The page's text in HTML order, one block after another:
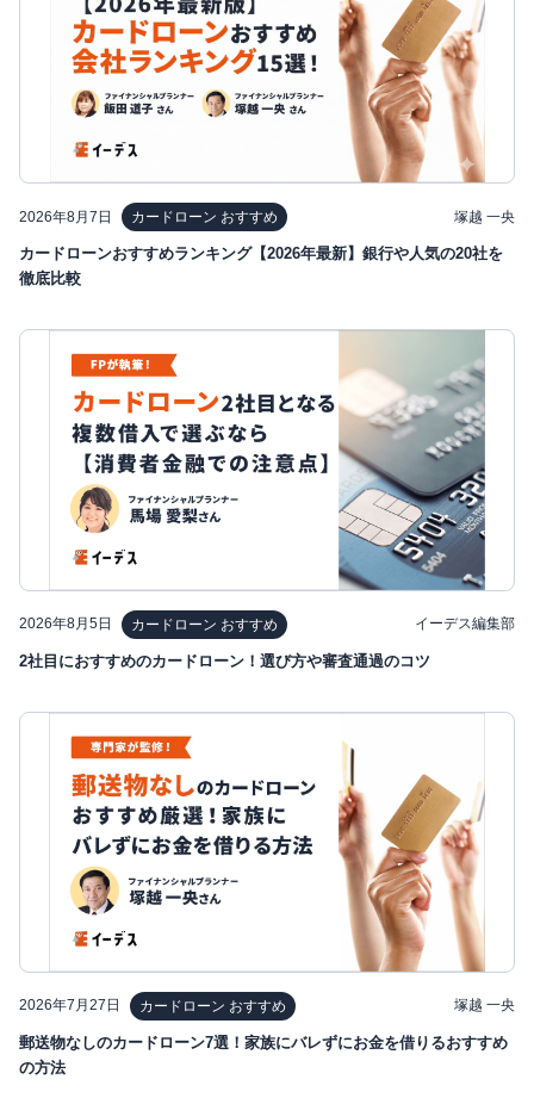
2026年8月7日 カードローン おすすめ 塚越 一央
カードローンおすすめランキング【2026年最新】銀行や人気の20社を
徹底比較
2026年8月5日 カードローン おすすめ イーデス編集部
2社目におすすめのカードローン！選び方や審査通過のコツ
2026年7月27日 カードローン おすすめ 塚越 一央
郵送物なしのカードローン7選！家族にバレずにお金を借りるおすすめ
の方法